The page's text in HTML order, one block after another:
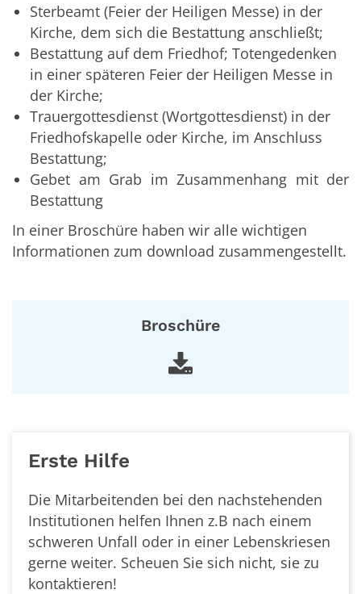
Sterbeamt (Feier der Heiligen Messe) in der
Kirche, dem sich die Bestattung anschließt;
Bestattung auf dem Friedhof; Totengedenken
in einer späteren Feier der Heiligen Messe in
der Kirche;
Trauergottesdienst (Wortgottesdienst) in der
Friedhofskapelle oder Kirche, im Anschluss
Bestattung;
Gebet am Grab im Zusammenhang mit der
Bestattung
In einer Broschüre haben wir alle wichtigen
Informationen zum download zusammengestellt.
Broschüre
Erste Hilfe
Die Mitarbeitenden bei den nachstehenden
Institutionen helfen Ihnen z.B nach einem
schweren Unfall oder in einer Lebenskriesen
gerne weiter. Scheuen Sie sich nicht, sie zu
kontaktieren!